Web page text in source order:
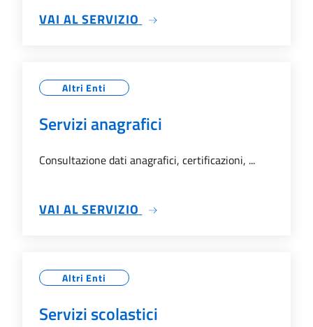
VAI AL SERVIZIO SU ATTIVITÀ PRODUTTIVE
Altri Enti
Servizi anagrafici
Consultazione dati anagrafici, certificazioni, ...
VAI AL SERVIZIO SU SERVIZI ANAGRAFICI
Altri Enti
Servizi scolastici